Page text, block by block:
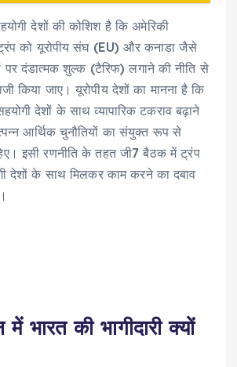
देशों की कोशिश है कि अमेरिकी
ट्रंप को यूरोपीय संघ (EU) और कनाडा जैसे
पर दंडात्मक शुल्क (टैरिफ) लगाने की नीति से
किया जाए। यूरोपीय देशों का मानना है कि
देशों के साथ व्यापारिक टकराव बढ़ाने
आर्थिक चुनौतियों का संयुक्त रूप से
इसी रणनीति के तहत जी7 बैठक में ट्रंप
देशों के साथ मिलकर काम करने का दबाव
भारत की भागीदारी क्यों